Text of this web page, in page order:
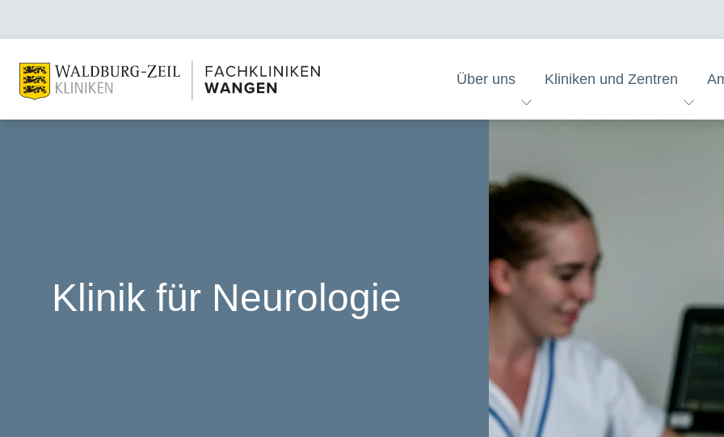
Über uns Kliniken und Zentren
Klinik für Neurologie